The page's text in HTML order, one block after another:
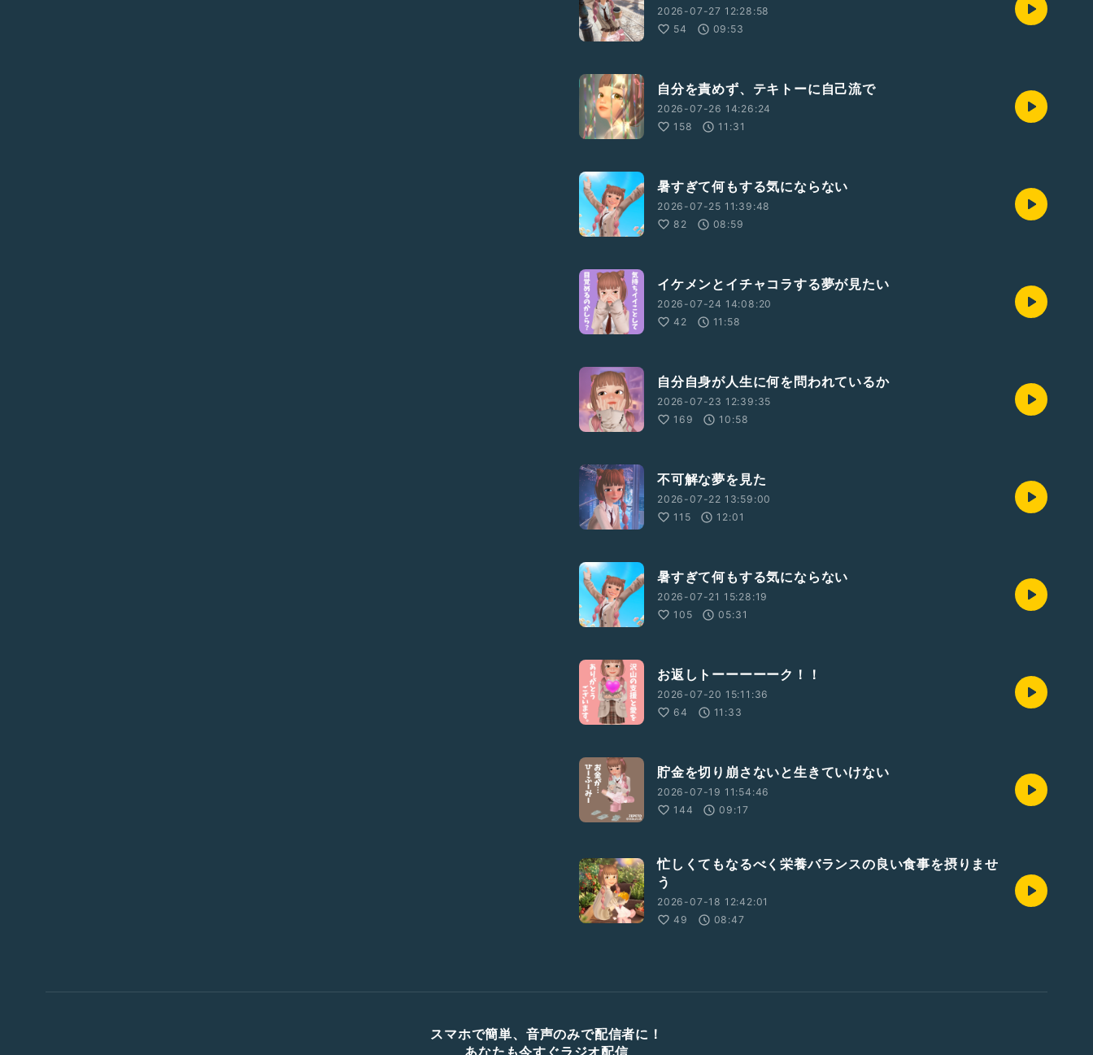
2026-07-27 12:28:58
54
09:53
自分を責めず、テキトーに自己流で
2026-07-26 14:26:24
158
11:31
暑すぎて何もする気にならない
2026-07-25 11:39:48
82
08:59
イケメンとイチャコラする夢が見たい
2026-07-24 14:08:20
42
11:58
自分自身が人生に何を問われているか
2026-07-23 12:39:35
169
10:58
不可解な夢を見た
2026-07-22 13:59:00
115
12:01
暑すぎて何もする気にならない
2026-07-21 15:28:19
105
05:31
お返しトーーーーーク！！
2026-07-20 15:11:36
64
11:33
貯金を切り崩さないと生きていけない
2026-07-19 11:54:46
144
09:17
忙しくてもなるべく栄養バランスの良い食事を摂りませ
う
2026-07-18 12:42:01
49
08:47
スマホで簡単、音声のみで配信者に！
あなたも今すぐラジオ配信